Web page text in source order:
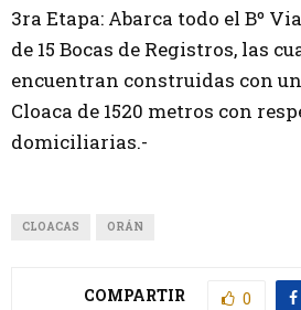
3ra Etapa: Abarca todo el Bº
de 15 Bocas de Registros, las
encuentran construidas con
Cloaca de 1520 metros con
domiciliarias.-
CLOACAS ORÁN
COMPARTIR 0